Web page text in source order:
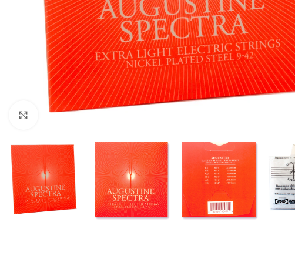
Click to enlarge